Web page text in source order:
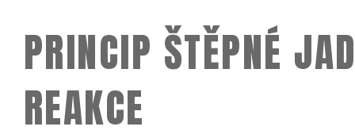
PRINCIP ŠTĚPNÉ
REAKCE